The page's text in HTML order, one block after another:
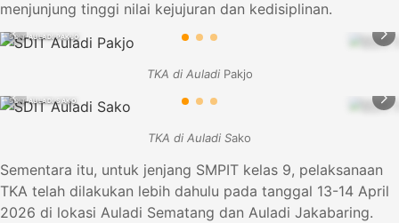
menjunjung tinggi nilai kejujuran dan kedisiplinan.
SDIT AULADI PAKJO SDIT
TKA di Auladi Pakjo
SDIT AULADI SAKO SDIT
TKA di Auladi Sako
Sementara itu, untuk jenjang SMPIT kelas 9, pelaksanaan
TKA telah dilakukan lebih dahulu pada tanggal 13-14 April
2026 di lokasi Auladi Sematang dan Auladi Jakabaring.